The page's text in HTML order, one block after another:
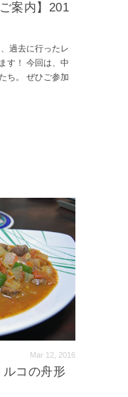
案内】201
過去に行ったレ
す！ 今回は、中
ち。 ぜひご参加
Mar 12, 2016
コの舟形